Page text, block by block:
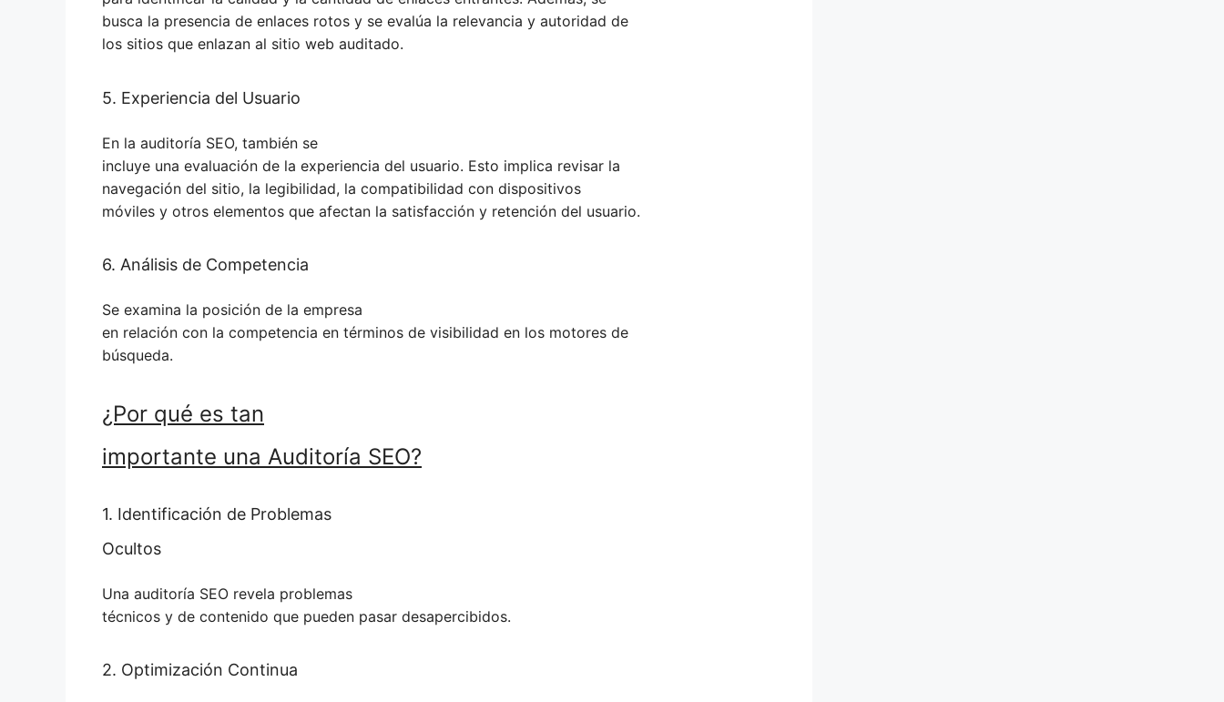
busca la presencia de enlaces rotos y se evalúa la relevancia y autoridad de
los sitios que enlazan al sitio web auditado.
5. Experiencia del Usuario
En la auditoría SEO, también se
incluye una evaluación de la experiencia del usuario. Esto implica revisar la
navegación del sitio, la legibilidad, la compatibilidad con dispositivos
móviles y otros elementos que afectan la satisfacción y retención del usuario.
6. Análisis de Competencia
Se examina la posición de la empresa
en relación con la competencia en términos de visibilidad en los motores de
búsqueda.
¿Por qué es tan
importante una Auditoría SEO?
1. Identificación de Problemas
Ocultos
Una auditoría SEO revela problemas
técnicos y de contenido que pueden pasar desapercibidos.
2. Optimización Continua